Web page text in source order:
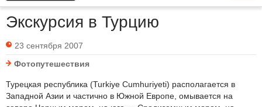
Экскурсия в Турцию
23 сентября 2007
Фотопутешествия
Турецкая республика (Turkiye Cumhuriyeti) располагается в
Западной Азии и частично в Южной Европе, омывается на